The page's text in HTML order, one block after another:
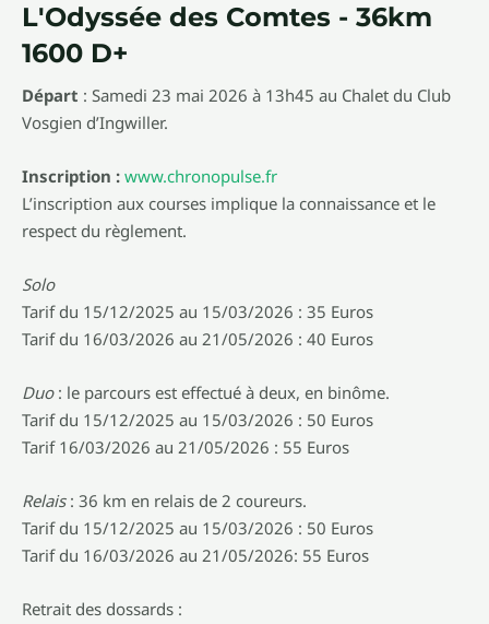
L'Odyssée des Comtes - 36km
1600 D+
Départ : Samedi 23 mai 2026 à 13h45 au Chalet du Club
Vosgien d’Ingwiller.
Inscription : www.chronopulse.fr
L’inscription aux courses implique la connaissance et le
respect du règlement.
Solo
Tarif du 15/12/2025 au 15/03/2026 : 35 Euros
Tarif du 16/03/2026 au 21/05/2026 : 40 Euros
Duo: le parcours est effectué à deux, en binôme.
Tarif du 15/12/2025 au 15/03/2026 : 50 Euros
Tarif 16/03/2026 au 21/05/2026 : 55 Euros
Relais: 36 km en relais de 2 coureurs.
Tarif du 15/12/2025 au 15/03/2026 : 50 Euros
Tarif du 16/03/2026 au 21/05/2026: 55 Euros
Retrait des dossards :